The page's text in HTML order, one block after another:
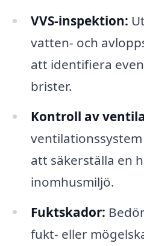
VVS-inspektion:
vatten- och
att identifiera
brister.
Kontroll av
att säkerställa en
inomhusmiljö.
Fuktskador:
fukt- eller